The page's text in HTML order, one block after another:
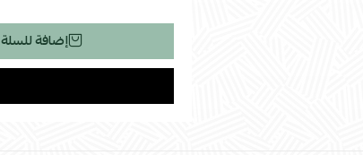
إضافة للسلة